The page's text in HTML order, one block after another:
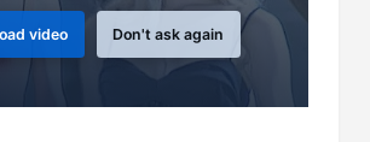
video Don't ask again